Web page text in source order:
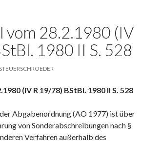
vom 28.2.1980 (IV
1980 II S. 528
(IV R 19/78) BStBl. 1980 II S. 528
Abgabenordnung (AO 1977) ist über
von Sonderabschreibungen nach §
Verfahren außerhalb des